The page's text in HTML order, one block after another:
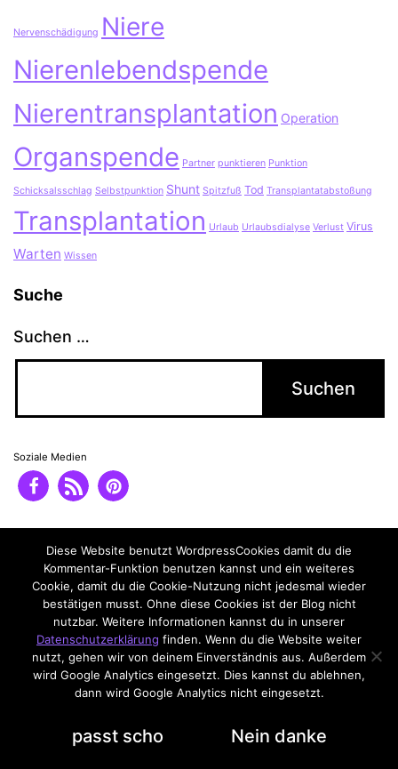
Nervenschädigung Niere
Nierenlebendspende
Nierentransplantation Operation
Organspende Partner punktieren Punktion
Schicksalsschlag Selbstpunktion Shunt Spitzfuß Tod Transplantatabstoßung
Transplantation Urlaub Urlaubsdialyse Verlust Virus
Warten Wissen
Suche
Suchen …
Soziale Medien
Impressum
Datenschutzerklärung
Datenschutzerklärung
Diese Website benutzt WordpressCookies damit du die
Kommentar-Funktion benutzen kannst und ein weiteres
Cookie, damit du die Cookie-Nutzung nicht jedesmal wieder
bestätigen musst. Ohne diese Cookies ist der Blog nicht
nutzbar. Weitere Informationen kannst du in unserer
Datenschutzerklärung finden. Wenn du die Website weiter
nutzt, gehen wir von deinem Einverständnis aus. Außerdem
wird Google Analytics eingesetzt. Dies kannst du ablehnen,
dann wird Google Analytics nicht eingesetzt.
passt scho Nein danke